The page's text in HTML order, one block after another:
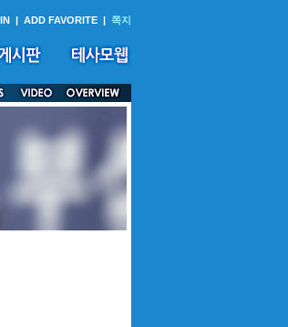
| ADD FAVORITE | 쪽지